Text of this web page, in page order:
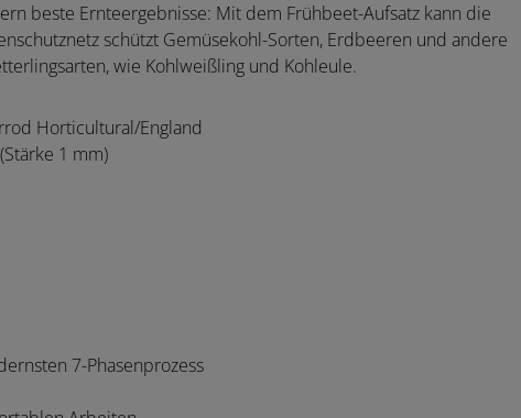
beste Ernteergebnisse: Mit dem Frühbeet-Aufsatz kann die
schützt Gemüsekohl-Sorten, Erdbeeren und andere
wie Kohlweißling und Kohleule.
Horticultural/England
1 mm)
7-Phasenprozess